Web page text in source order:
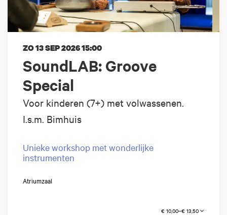
SoundLAB: Groove
Special
Voor kinderen (7+) met volwassenen.
I.s.m. Bimhuis
ZO 13 SEP 202615:00
Unieke workshop met wonderlijke
instrumenten
Atriumzaal
€ 10,00–€ 13,50